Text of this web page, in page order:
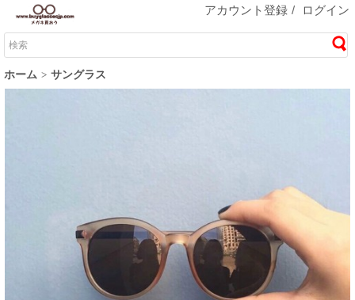
アカウント登録 / ログイン
ホーム サングラス